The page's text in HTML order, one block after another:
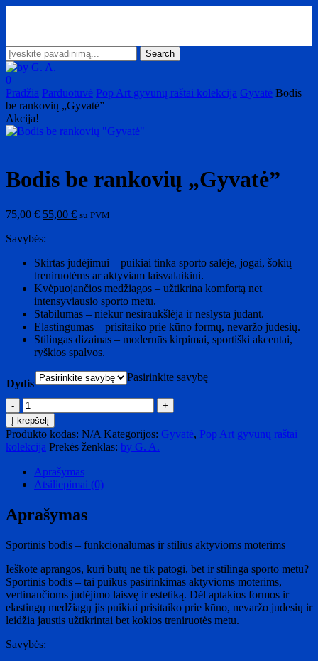
content
Search
Close
Search
search
account
0
Menu
Pradžia Parduotuvė Pop Art gyvūnų raštai kolekcija Gyvatė Bodis
be rankovių „Gyvatė”
Akcija!
Bodis be rankovių „Gyvatė”
75,00€ Original
was:
55,00 €Current
su PVM
Savybės:
Skirtas judėjimui – puikiai tinka sporto salėje, jogai, šokių
treniruotėms ar aktyviam laisvalaikiui.
Kvėpuojančios medžiagos – užtikrina komfortą net
intensyviausio sporto metu.
Stabilumas – niekur nesiraukšlėja ir neslysta judant.
Elastingumas – prisitaiko prie kūno formų, nevaržo judesių.
Stilingas dizainas – modernūs kirpimai, sportiški akcentai,
ryškios spalvos.
Dydis
Pasirinkite savybę
produkto
kiekis:
Bodis
be
rankovių
"Gyvatė"
Į krepšelį
Produkto kodas: N/A Kategorijos: Gyvatė, Pop Art gyvūnų raštai
kolekcija Prekės ženklas: by G. A.
Aprašymas
Atsiliepimai (0)
Aprašymas
Sportinis bodis – funkcionalumas ir stilius aktyvioms moterims
Ieškote aprangos, kuri būtų ne tik patogi, bet ir stilinga sporto metu?
Sportinis bodis – tai puikus pasirinkimas aktyvioms moterims,
vertinančioms judėjimo laisvę ir estetiką. Dėl aptakios formos ir
elastingų medžiagų jis puikiai prisitaiko prie kūno, nevaržo judesių ir
leidžia jaustis užtikrintai bet kokios treniruotės metu.
Savybės: